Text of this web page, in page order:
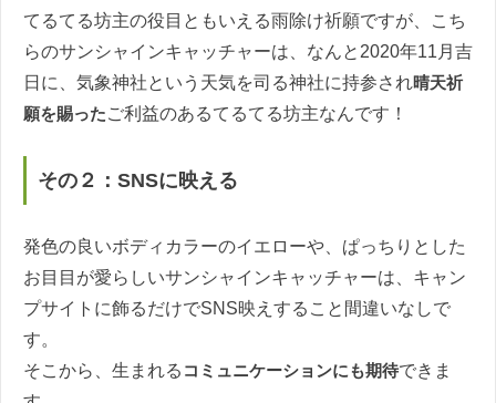
てるてる坊主の役目ともいえる雨除け祈願ですが、こち
らのサンシャインキャッチャーは、なんと2020年11月吉
日に、気象神社という天気を司る神社に持参され晴天祈
願を賜ったご利益のあるてるてる坊主なんです！
その２：SNSに映える
発色の良いボディカラーのイエローや、ぱっちりとした
お目目が愛らしいサンシャインキャッチャーは、キャン
プサイトに飾るだけでSNS映えすること間違いなしで
す。
そこから、生まれる コミュニケーションにも期待できま